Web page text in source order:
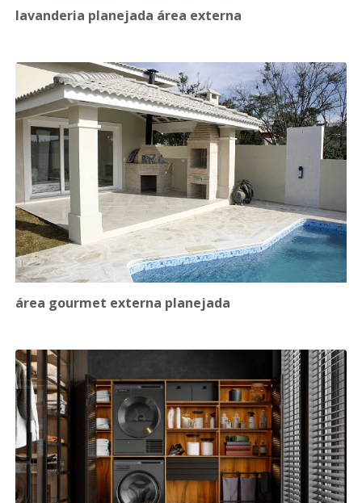
lavanderia planejada área externa
área gourmet externa planejada